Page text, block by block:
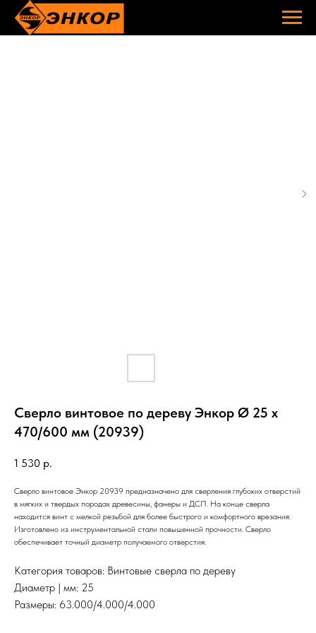
Сверло винтовое по дереву Энкор Ø 25 х
470/600 мм (20939)
1 530 р.
Сверло винтовое Энкор 20939 предназначено для сверления глубоких отверстий
в мягких и твердых породах древесины, фанеры и ДСП. На конце сверла
находится винт с мелкой резьбой для более быстрого и комфортного врезания.
Изготовлено из инструментальной стали повышенной прочности. Сверло
обеспечивает точный диаметр получаемого отверстия.
Категория товаров: Винтовые сверла по дереву
Диаметр | мм: 25
Размеры: 63.000/4.000/4.000